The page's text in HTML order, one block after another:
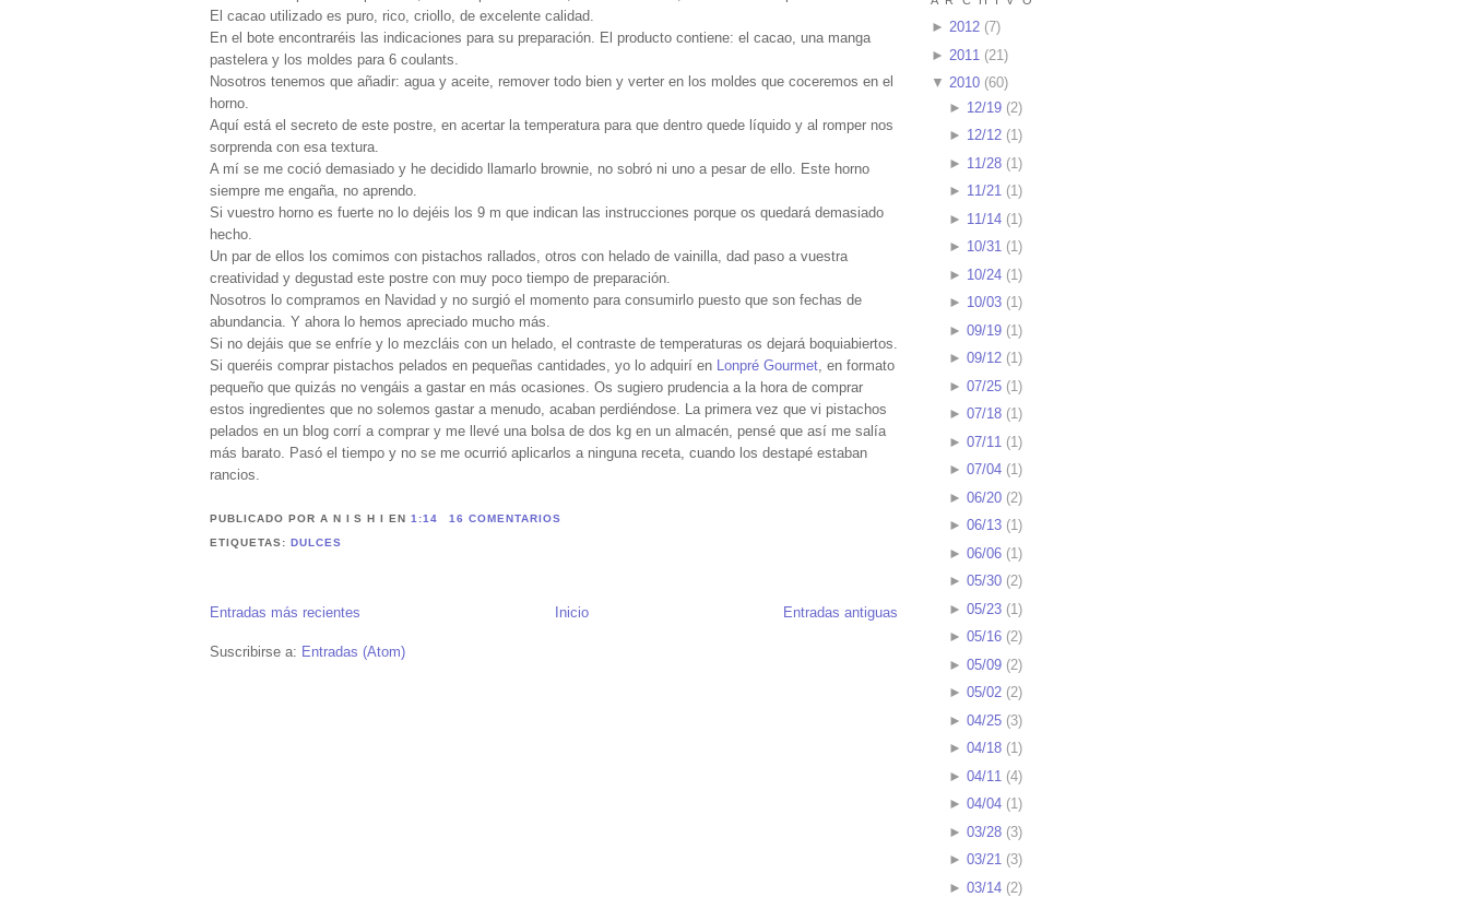
El cacao utilizado es puro, rico, criollo, de excelente calidad.
En el bote encontraréis las indicaciones para su preparación. El producto contiene: el cacao, una manga
pastelera y los moldes para 6 coulants.
Nosotros tenemos que añadir: agua y aceite, remover todo bien y verter en los moldes que coceremos en el
horno.
Aquí está el secreto de este postre, en acertar la temperatura para que dentro quede líquido y al romper nos
sorprenda con esa textura.
A mí se me coció demasiado y he decidido llamarlo brownie, no sobró ni uno a pesar de ello. Este horno
siempre me engaña, no aprendo.
Si vuestro horno es fuerte no lo dejéis los 9 m que indican las instrucciones porque os quedará demasiado
hecho.
Un par de ellos los comimos con pistachos rallados, otros con helado de vainilla, dad paso a vuestra
creatividad y degustad este postre con muy poco tiempo de preparación.
Nosotros lo compramos en Navidad y no surgió el momento para consumirlo puesto que son fechas de
abundancia. Y ahora lo hemos apreciado mucho más.
Si no dejáis que se enfríe y lo mezcláis con un helado, el contraste de temperaturas os dejará boquiabiertos.
Si queréis comprar pistachos pelados en pequeñas cantidades, yo lo adquirí en
Lonpré Gourmet , en formato
pequeño que quizás no vengáis a gastar en más ocasiones. Os sugiero prudencia a la hora de comprar
estos ingredientes que no solemos gastar a menudo, acaban perdiéndose. La primera vez que vi pistachos
pelados en un blog corrí a comprar y me llevé una bolsa de dos kg en un almacén, pensé que así me salía
más barato. Pasó el tiempo y no se me ocurrió aplicarlos a ninguna receta, cuando los destapé estaban
rancios.
PUBLICADO POR A N I S H IEN1:14 16 COMENTARIOS
ETIQUETAS: DULCES
Entradas más recientes Entradas antiguas
Inicio
Suscribirse a: Entradas (Atom)
► 2012 (7)
► 2011 (21 )
▼ 2010 (60)
► 12/19(2)
► 12/12(1)
► 11/28(1)
► 11/21(1)
► 11/14(1)
► 10/31(1)
► 10/24(1)
► 10/03(1)
► 09/19(1)
► 09/12(1)
► 07/25(1)
► 07/18(1)
► 07/11 (1)
► 07/04(1)
► 06/20(2)
► 06/13(1)
► 06/06(1)
► 05/30(2)
► 05/23(1)
► 05/16(2)
► 05/09(2)
► 05/02(2)
► 04/25(3)
► 04/18(1)
► 04/11 (4)
► 04/04(1)
► 03/28(3)
► 03/21(3)
► 03/14(2)